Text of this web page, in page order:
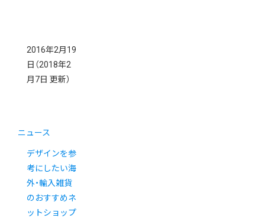
2016年2月19
日 （2018年2
月7日 更新）
ニュース
デザインを参
考にしたい海
外・輸入雑貨
のおすすめネ
ットショップ